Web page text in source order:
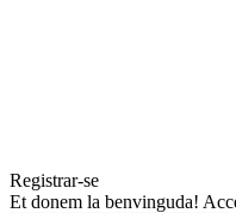
Registrar-se
Et donem la benvinguda!